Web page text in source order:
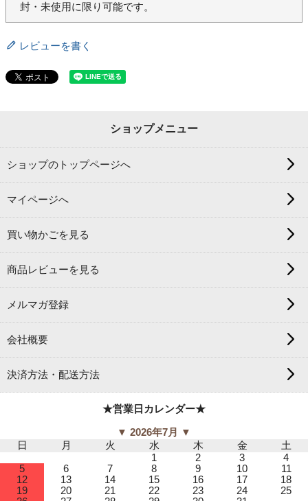
封・未使用に限り可能です。
レビューを書く
ショップメニュー
ショップのトップページへ
マイページへ
買い物かごを見る
商品レビューを見る
メルマガ登録
会社概要
決済方法・配送方法
★営業日カレンダー★
▼ 2026年7月 ▼
日
月 火 水 木 金
土
1
2 3
4
5
6 7 8 9 10
11
12
13 14 15 16 17
18
19
20 21 22 23 24
25